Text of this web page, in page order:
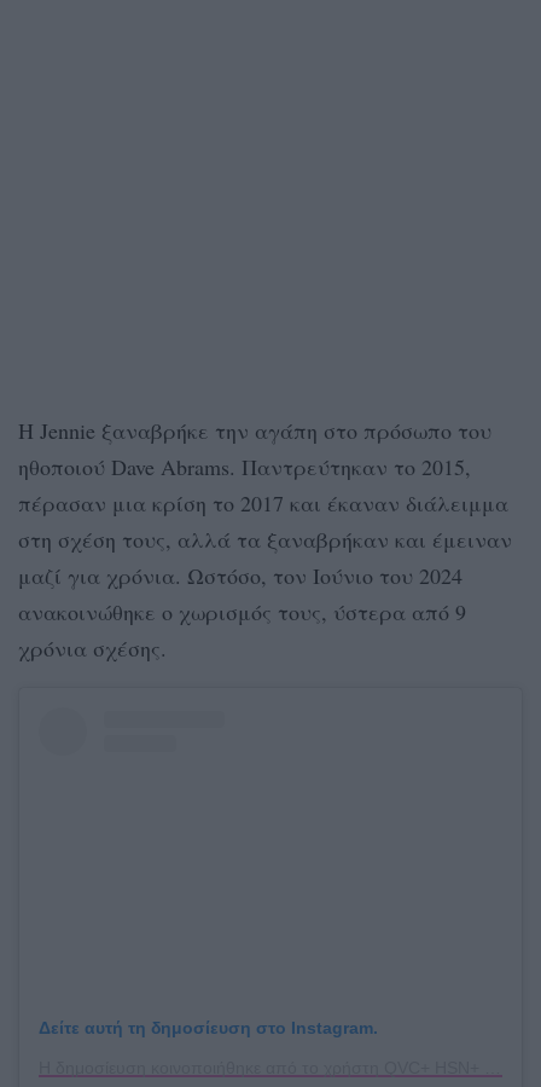
Η Jennie ξαναβρήκε την αγάπη στο πρόσωπο του
ηθοποιού Dave Abrams. Παντρεύτηκαν το 2015,
πέρασαν μια κρίση το 2017 και έκαναν διάλειμμα
στη σχέση τους, αλλά τα ξαναβρήκαν και έμειναν
μαζί για χρόνια. Ωστόσο, τον Ιούνιο του 2024
ανακοινώθηκε ο χωρισμός τους, ύστερα από 9
χρόνια σχέσης.
Δείτε αυτή τη δημοσίευση στο Instagram.